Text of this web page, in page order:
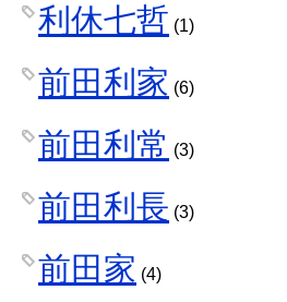
利休七哲 (1)
前田利家 (6)
前田利常 (3)
前田利長 (3)
前田家 (4)